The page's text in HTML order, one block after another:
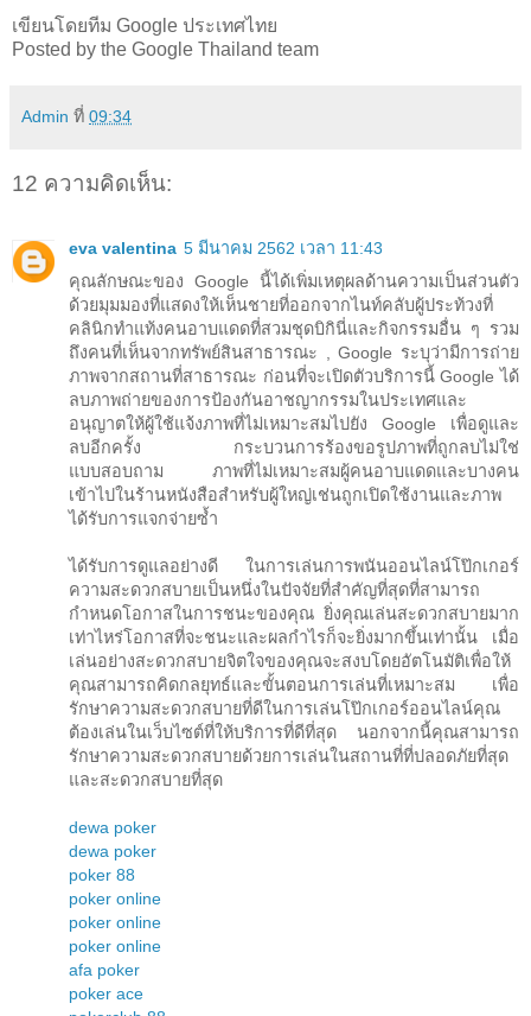
เขียนโดยทีม Google ประเทศไทย
Posted by the Google Thailand team
Admin ที่ 09:34
12 ความคิดเห็น:
eva valentina 5 มีนาคม 2562 เวลา 11:43
คุณลักษณะของ Google นี้ได้เพิ่มเหตุผลด้านความเป็นส่วนตัว
ด้วยมุมมองที่แสดงให้เห็นชายที่ออกจากไนท์คลับผู้ประท้วงที่
คลินิกทำแท้งคนอาบแดดที่สวมชุดบิกินี่และกิจกรรมอื่น ๆ รวม
ถึงคนที่เห็นจากทรัพย์สินสาธารณะ , Google ระบุว่ามีการถ่าย
ภาพจากสถานที่สาธารณะ ก่อนที่จะเปิดตัวบริการนี้ Google ได้
ลบภาพถ่ายของการป้องกันอาชญากรรมในประเทศและ
อนุญาตให้ผู้ใช้แจ้งภาพที่ไม่เหมาะสมไปยัง Google เพื่อดูและ
ลบอีกครั้ง กระบวนการร้องขอรูปภาพที่ถูกลบไม่ใช่
แบบสอบถาม ภาพที่ไม่เหมาะสมผู้คนอาบแดดและบางคน
เข้าไปในร้านหนังสือสำหรับผู้ใหญ่เช่นถูกเปิดใช้งานและภาพ
ได้รับการแจกจ่ายซ้ำ
ได้รับการดูแลอย่างดี ในการเล่นการพนันออนไลน์โป๊กเกอร์
ความสะดวกสบายเป็นหนึ่งในปัจจัยที่สำคัญที่สุดที่สามารถ
กำหนดโอกาสในการชนะของคุณ ยิ่งคุณเล่นสะดวกสบายมาก
เท่าไหร่โอกาสที่จะชนะและผลกำไรก็จะยิ่งมากขึ้นเท่านั้น เมื่อ
เล่นอย่างสะดวกสบายจิตใจของคุณจะสงบโดยอัตโนมัติเพื่อให้
คุณสามารถคิดกลยุทธ์และขั้นตอนการเล่นที่เหมาะสม เพื่อ
รักษาความสะดวกสบายที่ดีในการเล่นโป๊กเกอร์ออนไลน์คุณ
ต้องเล่นในเว็บไซต์ที่ให้บริการที่ดีที่สุด นอกจากนี้คุณสามารถ
รักษาความสะดวกสบายด้วยการเล่นในสถานที่ที่ปลอดภัยที่สุด
และสะดวกสบายที่สุด
dewa poker
dewa poker
poker 88
poker online
poker online
poker online
afa poker
poker ace